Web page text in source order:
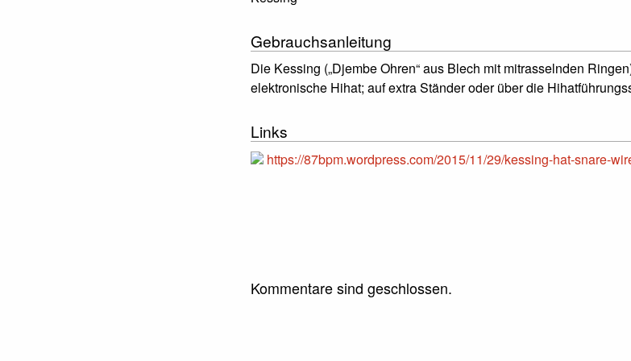
Gebrauchsanleitung
Die Kessing („Djembe Ohren“ aus Blech mit mitrasselnden
elektronische Hihat; auf extra Ständer oder über die
Links
https://87bpm.wordpress.com/2015/11/29/kessing-hat-snare-
Kommentare sind geschlossen.